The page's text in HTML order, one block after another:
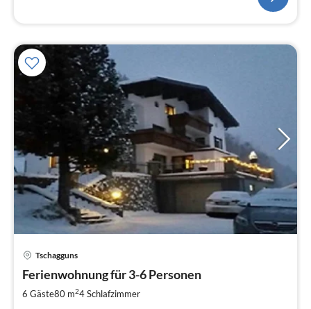
Tschagguns
Ferienwohnung für 3-6 Personen
6 Gäste80 m24Schlafzimmer